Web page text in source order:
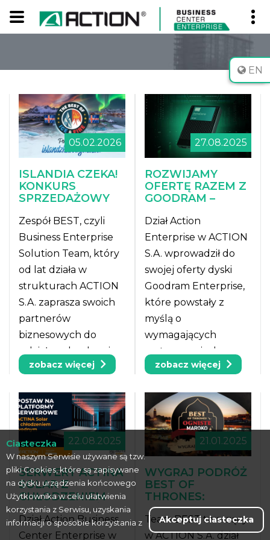
EN
05.02.2026
ISLANDIA CZEKA!
KONKURS
SPRZEDAŻOWY
PARTNERÓW
ENTERPRISE
Zespół BEST, czyli
Business Enterprise
Solution Team, który
od lat działa w
strukturach ACTION
S.A. zaprasza swoich
partnerów
biznesowych do
udziału w konkursie
sprzedażowym. Do
zaproszeń na wyjazd
„The BEST of Ice and
Fire” na Islandię.
zobacz więcej
27.08.2025
ROZWIJAMY
OFERTĘ RAZEM Z
GOODRAM –
PAMIĘCI
KOMPUTEROWYCH
Dział Action
Enterprise w ACTION
S.A. wprowadził do
swojej oferty dyski
Goodram Enterprise,
które powstały z
myślą o
wymagających
zastosowaniach
serwerowych oraz w
gdzie niezawodność i
wydajność są
kluczowe.
zobacz więcej
22.08.2025
SERWERY ACTINA
SOLAR Z
CHŁODZENIEM
WODNYM JUŻ W
OFERCIE ACTION
S.A.
Dział Action Business
Center Enterprise w
21.01.2025
WYGRAJ PODRÓŻ
BEST OF
THRONES:
OGNISTE
MAROKO Z
ACTION
Team BEST tworzący
w ACTION S.A. dział
Ciasteczka
W naszym Serwisie używane są tzw.
pliki Cookies, które są zapisywane
na dysku urządzenia końcowego
Użytkownika w celu ułatwienia
korzystania z Serwisu, uzyskania
informacji o sposobie korzystania z
niego oraz dostosowania serwisu do
Akceptuj ciasteczka